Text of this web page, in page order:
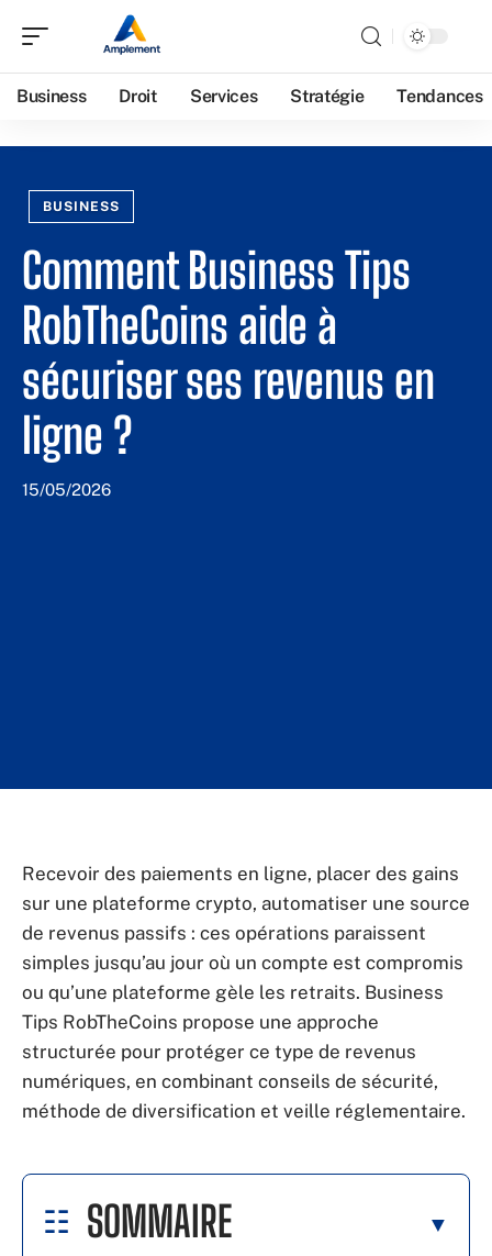
Business Droit Services Stratégie Tendances
BUSINESS
Comment Business Tips
RobTheCoins aide à
sécuriser ses revenus en
ligne ?
15/05/2026
Recevoir des paiements en ligne, placer des gains
sur une plateforme crypto, automatiser une source
de revenus passifs : ces opérations paraissent
simples jusqu’au jour où un compte est compromis
ou qu’une plateforme gèle les retraits. Business
Tips RobTheCoins propose une approche
structurée pour protéger ce type de revenus
numériques, en combinant conseils de sécurité,
méthode de diversification et veille réglementaire.
SOMMAIRE